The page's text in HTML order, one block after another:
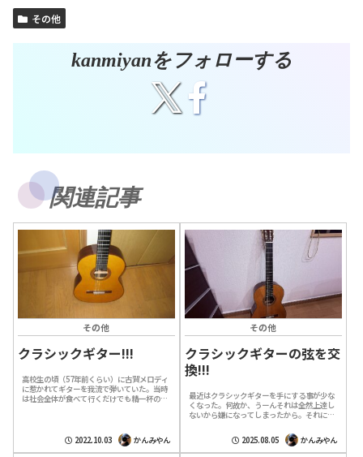
その他
kanmiyanをフォローする
関連記事
その他
クラシックギター!!!
高校生の頃（57年前くらい）に古賀メロディ
に惹かれてギターを我流で弾いていた。当時
は社会全体が食べて行くだけでも精一杯の時
2022.10.03
かんみやん
その他
クラシックギターの弦を交
換!!!
最近はクラシックギターを手にする事が少な
くなった。何故か、うーんそれは全然上達し
ないから嫌になってしまったから。それに高
る。指の運びも何度練習しても忘れてしま
2025.08.05 かんみやん